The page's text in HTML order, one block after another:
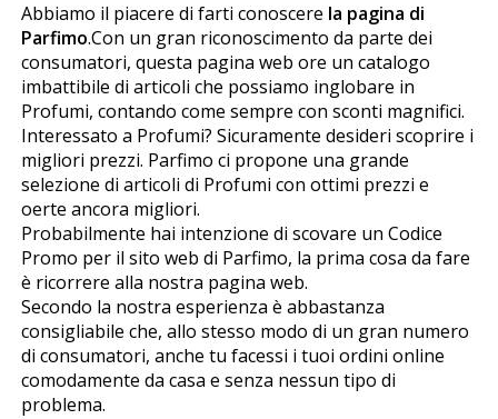
Abbiamo il piacere di farti conoscere la pagina di
Parfimo.Con un gran riconoscimento da parte dei
consumatori, questa pagina web offre un catalogo
imbattibile di articoli che possiamo inglobare in
Profumi, contando come sempre con sconti magnifici.
Interessato a Profumi? Sicuramente desideri scoprire i
migliori prezzi. Parfimo ci propone una grande
selezione di articoli di Profumi con ottimi prezzi e
offerte ancora migliori.
Probabilmente hai intenzione di scovare un Codice
Promo per il sito web di Parfimo, la prima cosa da fare
è ricorrere alla nostra pagina web.
Secondo la nostra esperienza è abbastanza
consigliabile che, allo stesso modo di un gran numero
di consumatori, anche tu facessi i tuoi ordini online
comodamente da casa e senza nessun tipo di
problema.